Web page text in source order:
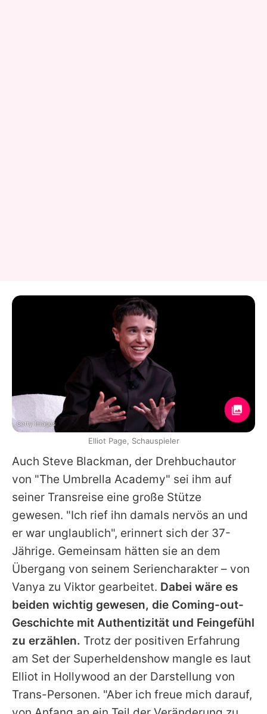
Auch Steve Blackman, der Drehbuchautor
von "The Umbrella Academy" sei ihm auf
seiner Transreise eine große Stütze
gewesen. "Ich rief ihn damals nervös an und
er war unglaublich", erinnert sich der 37-
Jährige. Gemeinsam hätten sie an dem
Übergang von seinem Seriencharakter – von
Vanya zu Viktor gearbeitet. Dabei wäre es
beiden wichtig gewesen, die Coming-out-
Geschichte mit Authentizität und Feingefühl
zu erzählen. Trotz der positiven Erfahrung
am Set der Superheldenshow mangle es laut
Elliot in Hollywood an der Darstellung von
Trans-Personen. "Aber ich freue mich darauf,
Getty Images
Elliot Page, Schauspieler